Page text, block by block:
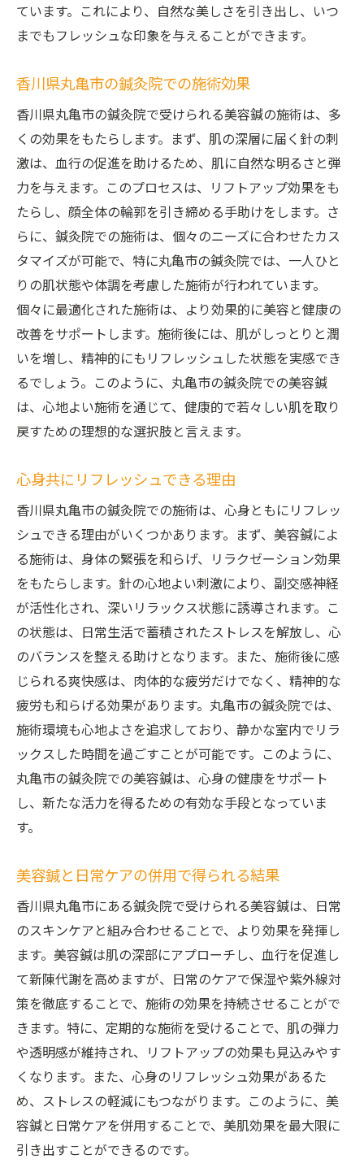
ています。これにより、自然な美しさを引き出し、いつ
までもフレッシュな印象を与えることができます。
香川県丸亀市の鍼灸院での施術効果
香川県丸亀市の鍼灸院で受けられる美容鍼の施術は、多
くの効果をもたらします。まず、肌の深層に届く針の刺
激は、血行の促進を助けるため、肌に自然な明るさと弾
力を与えます。このプロセスは、リフトアップ効果をも
たらし、顔全体の輪郭を引き締める手助けをします。さ
らに、鍼灸院での施術は、個々のニーズに合わせたカス
タマイズが可能で、特に丸亀市の鍼灸院では、一人ひと
りの肌状態や体調を考慮した施術が行われています。
個々に最適化された施術は、より効果的に美容と健康の
改善をサポートします。施術後には、肌がしっとりと潤
いを増し、精神的にもリフレッシュした状態を実感でき
るでしょう。このように、丸亀市の鍼灸院での美容鍼
は、心地よい施術を通じて、健康的で若々しい肌を取り
戻すための理想的な選択肢と言えます。
心身共にリフレッシュできる理由
香川県丸亀市の鍼灸院での施術は、心身ともにリフレッ
シュできる理由がいくつかあります。まず、美容鍼によ
る施術は、身体の緊張を和らげ、リラクゼーション効果
をもたらします。針の心地よい刺激により、副交感神経
が活性化され、深いリラックス状態に誘導されます。こ
の状態は、日常生活で蓄積されたストレスを解放し、心
のバランスを整える助けとなります。また、施術後に感
じられる爽快感は、肉体的な疲労だけでなく、精神的な
疲労も和らげる効果があります。丸亀市の鍼灸院では、
施術環境も心地よさを追求しており、静かな室内でリラ
ックスした時間を過ごすことが可能です。このように、
丸亀市の鍼灸院での美容鍼は、心身の健康をサポート
し、新たな活力を得るための有効な手段となっていま
す。
美容鍼と日常ケアの併用で得られる結果
香川県丸亀市にある鍼灸院で受けられる美容鍼は、日常
のスキンケアと組み合わせることで、より効果を発揮し
ます。美容鍼は肌の深部にアプローチし、血行を促進し
て新陳代謝を高めますが、日常のケアで保湿や紫外線対
策を徹底することで、施術の効果を持続させることがで
きます。特に、定期的な施術を受けることで、肌の弾力
や透明感が維持され、リフトアップの効果も見込みやす
くなります。また、心身のリフレッシュ効果があるた
め、ストレスの軽減にもつながります。このように、美
容鍼と日常ケアを併用することで、美肌効果を最大限に
引き出すことができるのです。